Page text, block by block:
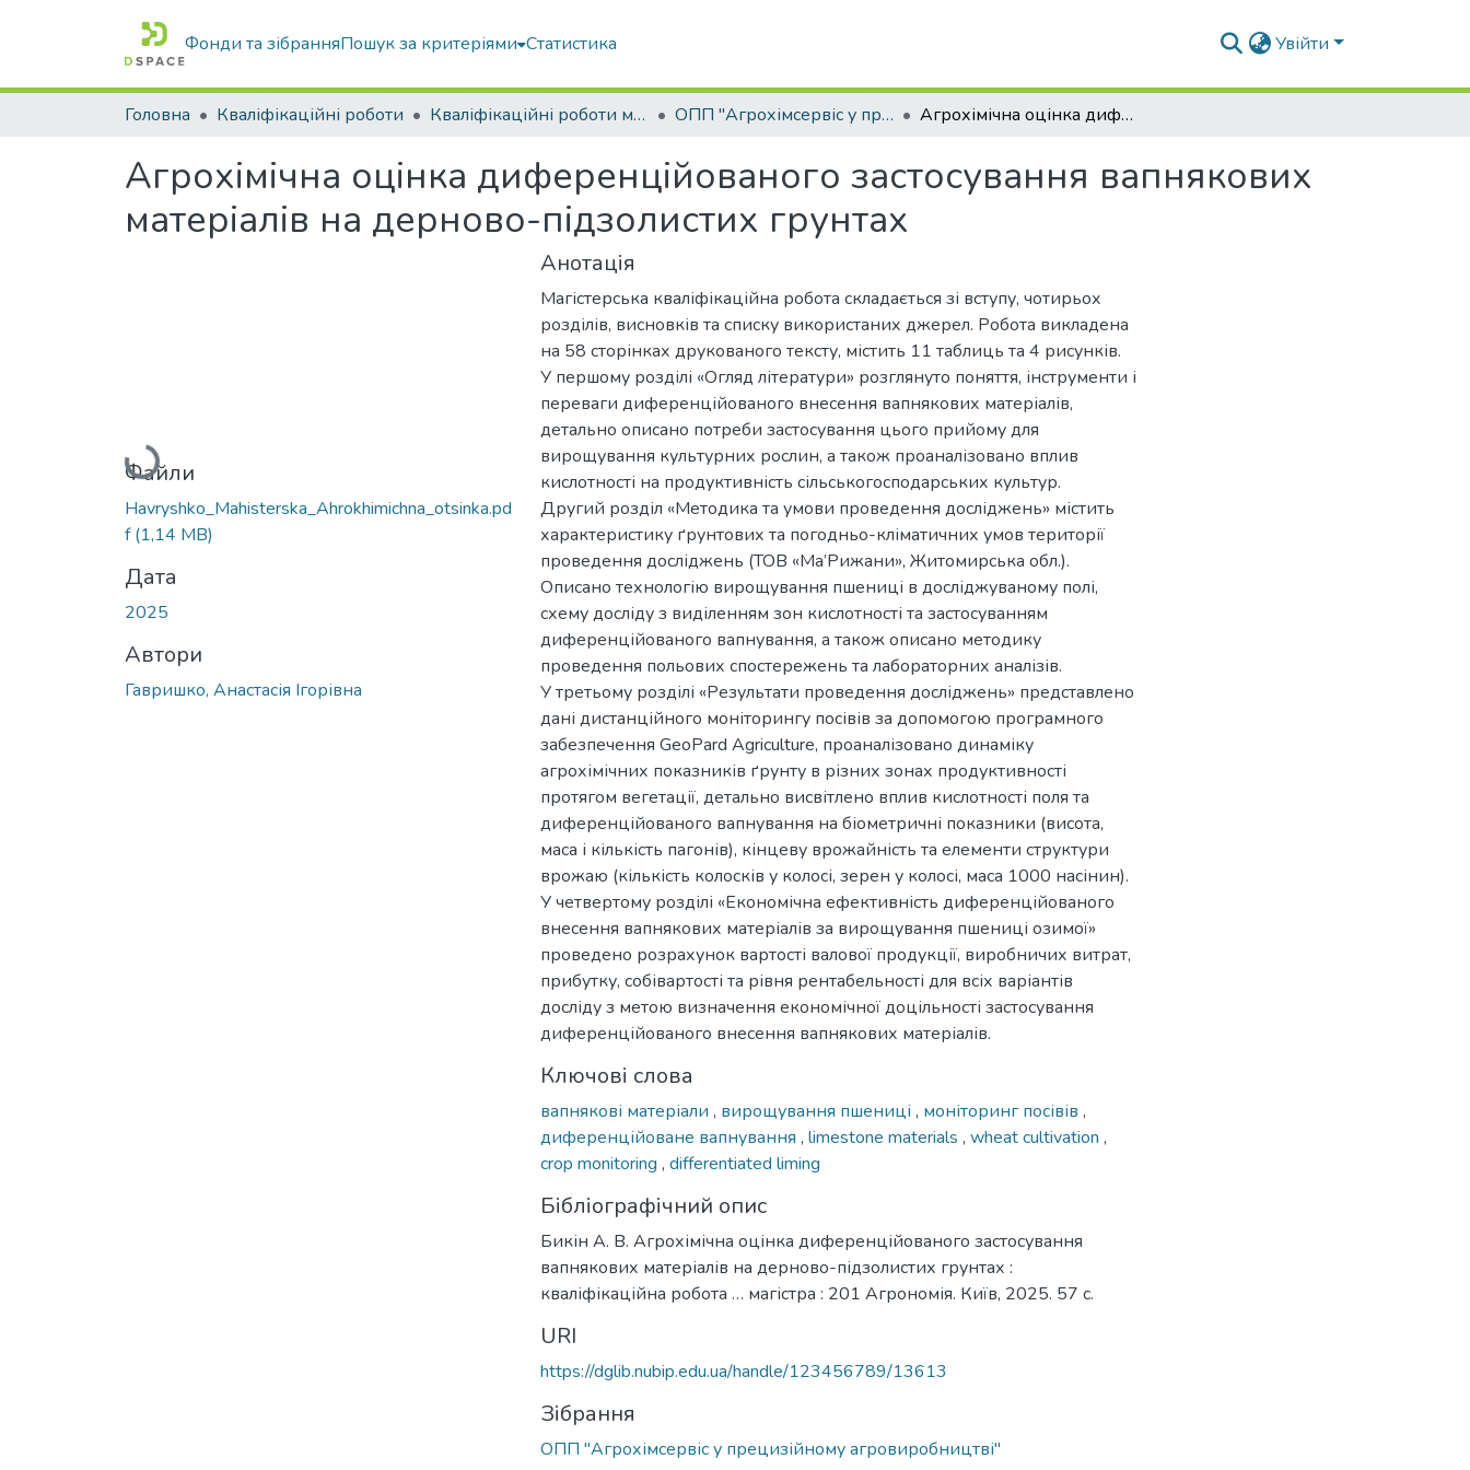
Фонди та зібранняПошук за критеріями Статистика Увійти
Головна Кваліфікаційні роботи Кваліфікаційні роботи магістрів ОПП "Агрохімсервіс у прецизійному агровиробництві" Агрохімічна оцінка диференційованого застосування вапнякових матеріалів на дерново-підзолистих грунтах
Агрохімічна оцінка диференційованого застосування вапнякових
матеріалів на дерново-підзолистих грунтах
Вантажиться...
Файли
Havryshko_Mahisterska_Ahrokhimichna_otsinka.pd
f(1,14 MB)
Дата
2025
Автори
Гавришко, Анастасія Ігорівна
Анотація
Магістерська кваліфікаційна робота складається зі вступу, чотирьох
розділів, висновків та списку використаних джерел. Робота викладена
на 58 сторінках друкованого тексту, містить 11 таблиць та 4 рисунків.
У першому розділі «Огляд літератури» розглянуто поняття, інструменти і
переваги диференційованого внесення вапнякових матеріалів,
детально описано потреби застосування цього прийому для
вирощування культурних рослин, а також проаналізовано вплив
кислотності на продуктивність сільськогосподарських культур.
Другий розділ «Методика та умови проведення досліджень» містить
характеристику ґрунтових та погодньо-кліматичних умов території
проведення досліджень (ТОВ «Ма’Рижани», Житомирська обл.).
Описано технологію вирощування пшениці в досліджуваному полі,
схему досліду з виділенням зон кислотності та застосуванням
диференційованого вапнування, а також описано методику
проведення польових спостережень та лабораторних аналізів.
У третьому розділі «Результати проведення досліджень» представлено
дані дистанційного моніторингу посівів за допомогою програмного
забезпечення GeoPard Agriculture, проаналізовано динаміку
агрохімічних показників ґрунту в різних зонах продуктивності
протягом вегетації, детально висвітлено вплив кислотності поля та
диференційованого вапнування на біометричні показники (висота,
маса і кількість пагонів), кінцеву врожайність та елементи структури
врожаю (кількість колосків у колосі, зерен у колосі, маса 1000 насінин).
У четвертому розділі «Економічна ефективність диференційованого
внесення вапнякових матеріалів за вирощування пшениці озимої»
проведено розрахунок вартості валової продукції, виробничих витрат,
прибутку, собівартості та рівня рентабельності для всіх варіантів
досліду з метою визначення економічної доцільності застосування
диференційованого внесення вапнякових матеріалів.
Ключові слова
вапнякові матеріали , вирощування пшениці , моніторинг посівів ,
диференційоване вапнування , limestone materials , wheat cultivation ,
crop monitoring , differentiated liming
Бібліографічний опис
Бикін А. В. Агрохімічна оцінка диференційованого застосування
вапнякових матеріалів на дерново-підзолистих грунтах :
кваліфікаційна робота … магістра : 201 Агрономія. Київ, 2025. 57 с.
URI
https://dglib.nubip.edu.ua/handle/123456789/13613
Зібрання
ОПП "Агрохімсервіс у прецизійному агровиробництві"